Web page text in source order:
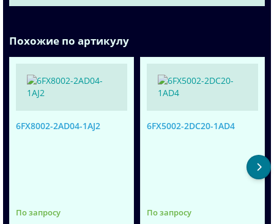
Похожие по артикулу
6FX8002-2AD04-1AJ2
По запросу
6FX5002-2DC20-1AD4
По запросу